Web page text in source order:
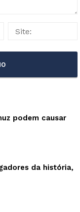
podem causar
da história,